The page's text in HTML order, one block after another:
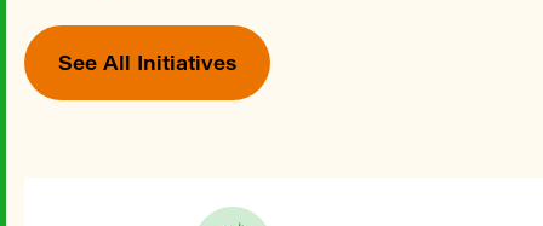
See All Initiatives